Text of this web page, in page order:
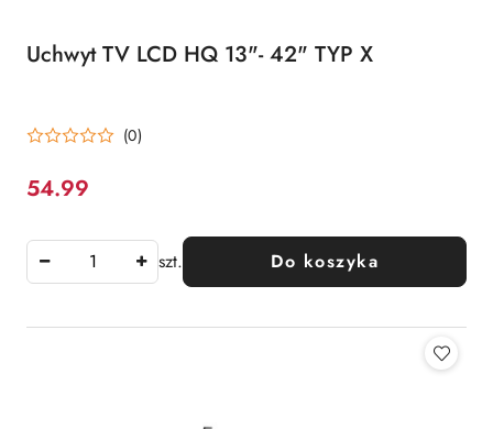
Uchwyt TV LCD HQ 13"- 42" TYP X
(0)
Cena:
54.99
szt. Do koszyka